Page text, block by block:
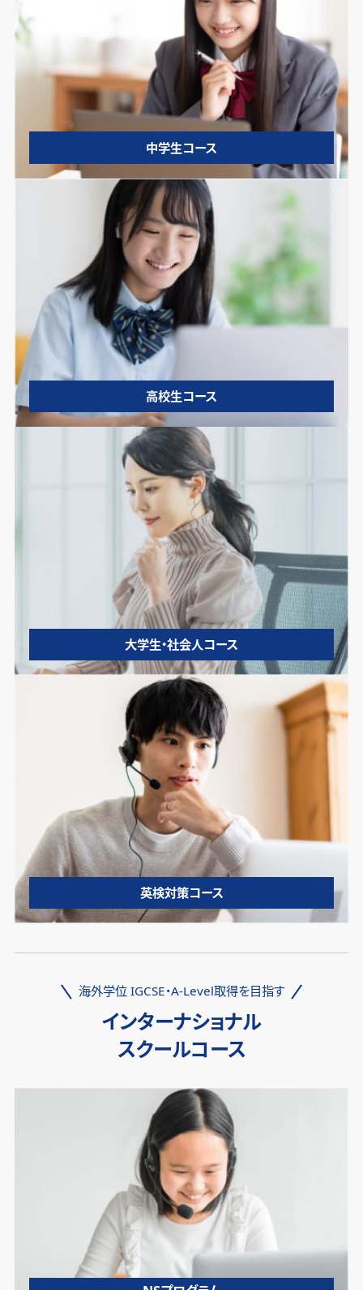
中学生コース
高校生コース
大学生・社会人コース
英検対策コース
海外学位 IGCSE・A-Level取得を目指す
インターナショナル
スクールコース